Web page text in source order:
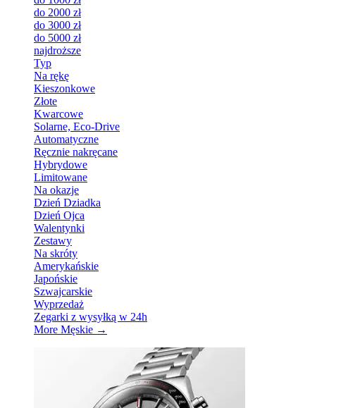
do 2000 zł
do 3000 zł
do 5000 zł
najdroższe
Typ
Na rękę
Kieszonkowe
Złote
Kwarcowe
Solarne, Eco-Drive
Automatyczne
Ręcznie nakręcane
Hybrydowe
Limitowane
Na okazje
Dzień Dziadka
Dzień Ojca
Walentynki
Zestawy
Na skróty
Amerykańskie
Japońskie
Szwajcarskie
Wyprzedaż
Zegarki z wysyłką w 24h
More Męskie →